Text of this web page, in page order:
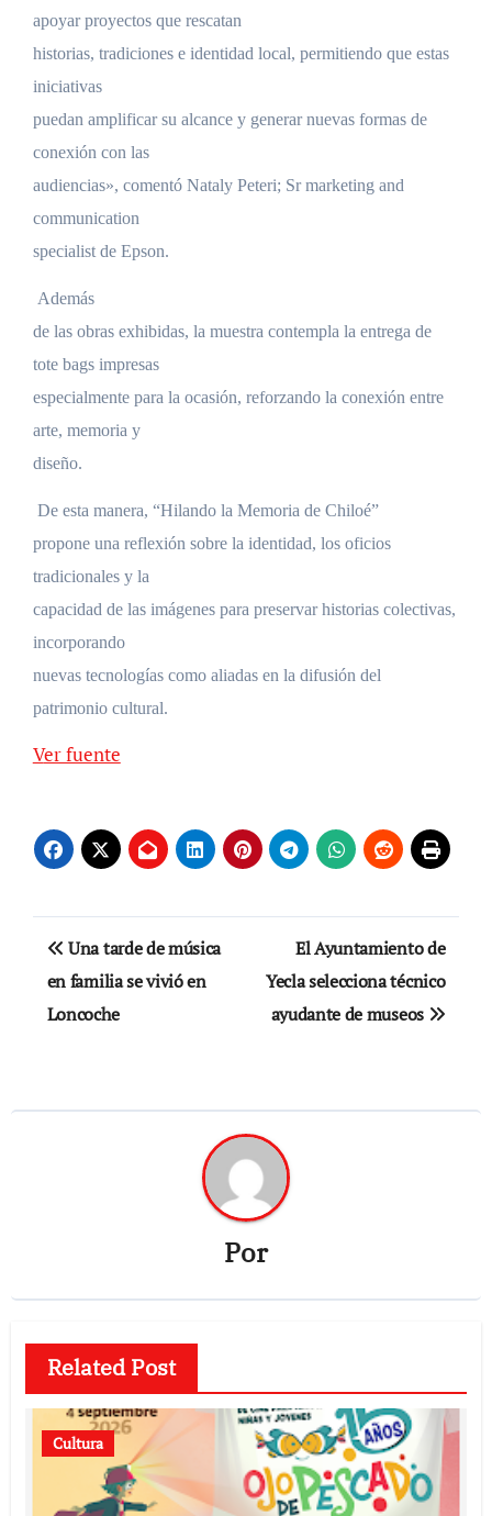
apoyar proyectos que rescatan
historias, tradiciones e identidad local, permitiendo que estas
iniciativas
puedan amplificar su alcance y generar nuevas formas de
conexión con las
audiencias», comentó Nataly Peteri; Sr marketing and
communication
specialist de Epson.
Además
de las obras exhibidas, la muestra contempla la entrega de
tote bags impresas
especialmente para la ocasión, reforzando la conexión entre
arte, memoria y
diseño.
De esta manera, “Hilando la Memoria de Chiloé”
propone una reflexión sobre la identidad, los oficios
tradicionales y la
capacidad de las imágenes para preservar historias colectivas,
incorporando
nuevas tecnologías como aliadas en la difusión del
patrimonio cultural.
Ver fuente
Navegación
de
entradas
Una tarde de música
en familia se vivió en
Loncoche
El Ayuntamiento de
Yecla selecciona técnico
ayudante de museos
Por
Related Post
Cultura